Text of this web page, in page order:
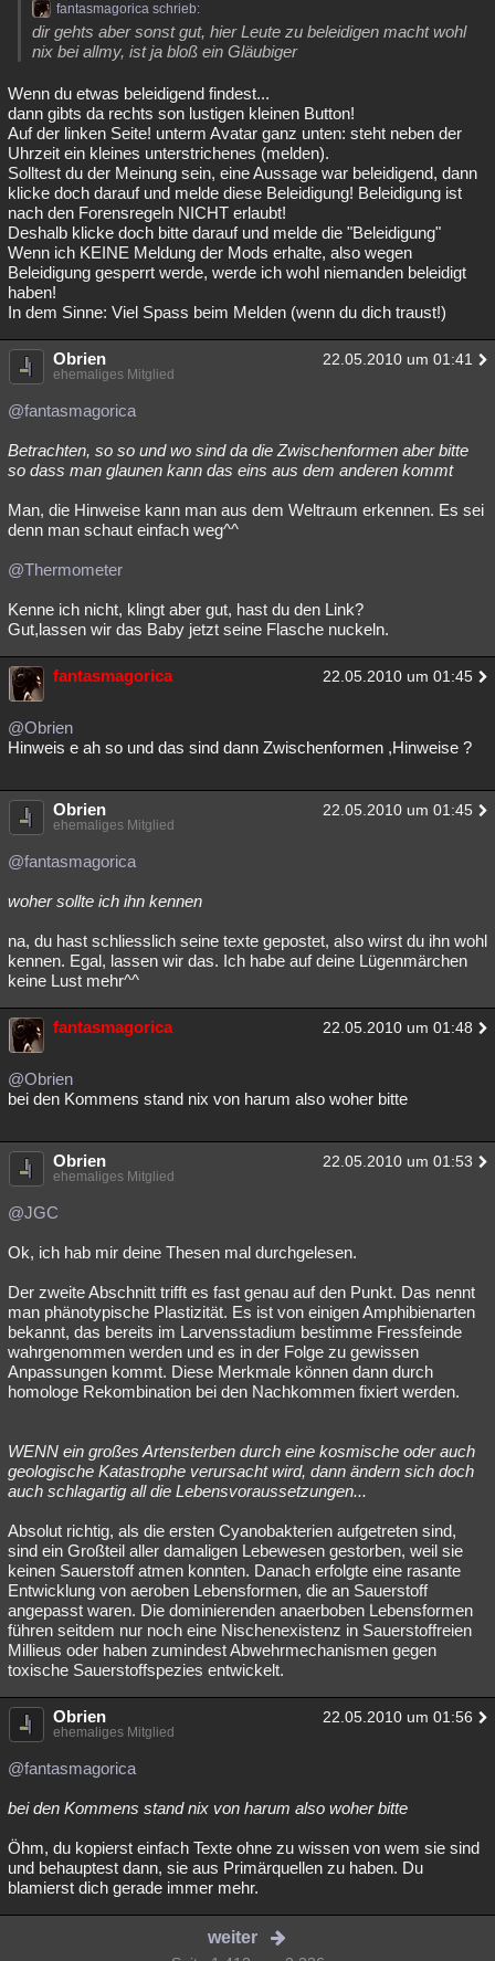
fantasmagorica schrieb:
dir gehts aber sonst gut, hier Leute zu beleidigen macht wohl
nix bei allmy, ist ja bloß ein Gläubiger
Wenn du etwas beleidigend findest...
dann gibts da rechts son lustigen kleinen Button!
Auf der linken Seite! unterm Avatar ganz unten: steht neben der
Uhrzeit ein kleines unterstrichenes (melden).
Solltest du der Meinung sein, eine Aussage war beleidigend, dann
klicke doch darauf und melde diese Beleidigung! Beleidigung ist
nach den Forensregeln NICHT erlaubt!
Deshalb klicke doch bitte darauf und melde die "Beleidigung"
Wenn ich KEINE Meldung der Mods erhalte, also wegen
Beleidigung gesperrt werde, werde ich wohl niemanden beleidigt
haben!
In dem Sinne: Viel Spass beim Melden (wenn du dich traust!)
Obrien 22.05.2010 um 01:41
ehemaliges Mitglied
@fantasmagorica
Betrachten, so so und wo sind da die Zwischenformen aber bitte
so dass man glaunen kann das eins aus dem anderen kommt
Man, die Hinweise kann man aus dem Weltraum erkennen. Es sei
denn man schaut einfach weg^^
@Thermometer
Kenne ich nicht, klingt aber gut, hast du den Link?
Gut,lassen wir das Baby jetzt seine Flasche nuckeln.
fantasmagorica 22.05.2010 um 01:45
@Obrien
Hinweis e ah so und das sind dann Zwischenformen ,Hinweise ?
Obrien 22.05.2010 um 01:45
ehemaliges Mitglied
@fantasmagorica
woher sollte ich ihn kennen
na, du hast schliesslich seine texte gepostet, also wirst du ihn wohl
kennen. Egal, lassen wir das. Ich habe auf deine Lügenmärchen
keine Lust mehr^^
fantasmagorica 22.05.2010 um 01:48
@Obrien
bei den Kommens stand nix von harum also woher bitte
Obrien 22.05.2010 um 01:53
ehemaliges Mitglied
@JGC
Ok, ich hab mir deine Thesen mal durchgelesen.
Der zweite Abschnitt trifft es fast genau auf den Punkt. Das nennt
man phänotypische Plastizität. Es ist von einigen Amphibienarten
bekannt, das bereits im Larvensstadium bestimme Fressfeinde
wahrgenommen werden und es in der Folge zu gewissen
Anpassungen kommt. Diese Merkmale können dann durch
homologe Rekombination bei den Nachkommen fixiert werden.
WENN ein großes Artensterben durch eine kosmische oder auch
geologische Katastrophe verursacht wird, dann ändern sich doch
auch schlagartig all die Lebensvoraussetzungen...
Absolut richtig, als die ersten Cyanobakterien aufgetreten sind,
sind ein Großteil aller damaligen Lebewesen gestorben, weil sie
keinen Sauerstoff atmen konnten. Danach erfolgte eine rasante
Entwicklung von aeroben Lebensformen, die an Sauerstoff
angepasst waren. Die dominierenden anaerboben Lebensformen
führen seitdem nur noch eine Nischenexistenz in Sauerstoffreien
Millieus oder haben zumindest Abwehrmechanismen gegen
toxische Sauerstoffspezies entwickelt.
Obrien 22.05.2010 um 01:56
ehemaliges Mitglied
@fantasmagorica
bei den Kommens stand nix von harum also woher bitte
Öhm, du kopierst einfach Texte ohne zu wissen von wem sie sind
und behauptest dann, sie aus Primärquellen zu haben. Du
blamierst dich gerade immer mehr.
weiter